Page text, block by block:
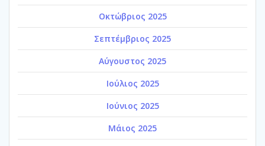
Οκτώβριος 2025
Σεπτέμβριος 2025
Αύγουστος 2025
Ιούλιος 2025
Ιούνιος 2025
Μάιος 2025